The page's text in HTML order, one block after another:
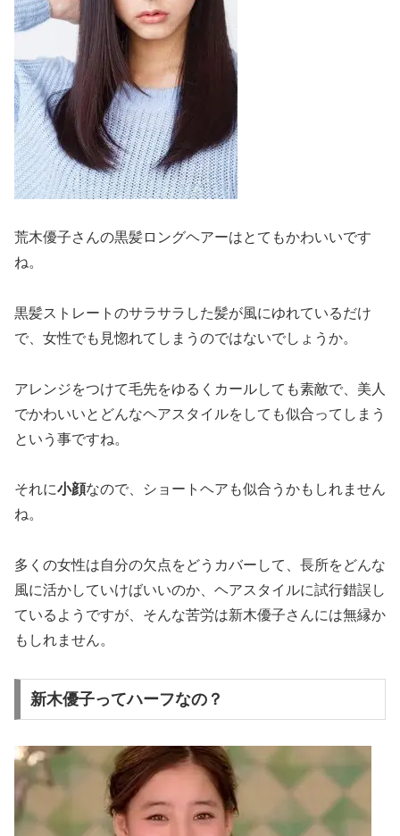
荒木優子さんの黒髪ロングヘアーはとてもかわいいです
ね。
黒髪ストレートのサラサラした髪が風にゆれているだけ
で、女性でも見惚れてしまうのではないでしょうか。
アレンジをつけて毛先をゆるくカールしても素敵で、美人
でかわいいとどんなヘアスタイルをしても似合ってしまう
という事ですね。
それに小顔なので、 ショートヘアも似合う かもしれません
ね。
多くの女性は自分の欠点をどうカバーして、長所をどんな
風に活かしていけばいいのか、ヘアスタイルに試行錯誤し
ているようですが、そんな苦労は新木優子さんには無縁か
もしれません。
新木優子ってハーフなの？